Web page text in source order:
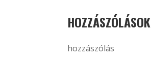
HOZZÁSZÓLÁSOK
hozzászólás